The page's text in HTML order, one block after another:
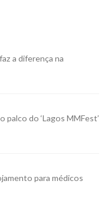
a diferença na
palco do ‘Lagos MMFest’
para médicos